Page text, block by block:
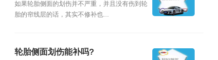
如果轮胎侧面的划伤并不严重，并且没有伤到轮
胎的帘线层的话，其实不修补也...
轮胎侧面划伤能补吗?